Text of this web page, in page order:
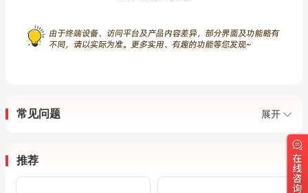
常见问题 展开
推荐